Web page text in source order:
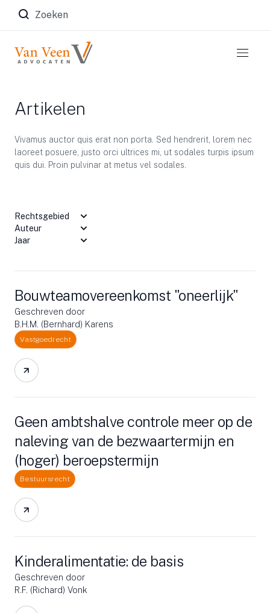
Zoeken naar:
Artikelen
Vivamus auctor quis erat non porta. Sed hendrerit, lorem nec
laoreet posuere, justo orci ultrices mi, ut sodales turpis ipsum
quis dui. Proin pulvinar at metus vel sodales.
Bouwteamovereenkomst "oneerlijk"
Geschreven door
B.H.M. (Bernhard) Karens
Vastgoedrecht
Geen ambtshalve controle meer op de
naleving van de bezwaartermijn en
(hoger) beroepstermijn
Bestuursrecht
Kinderalimentatie: de basis
Geschreven door
R.F. (Richard) Vonk